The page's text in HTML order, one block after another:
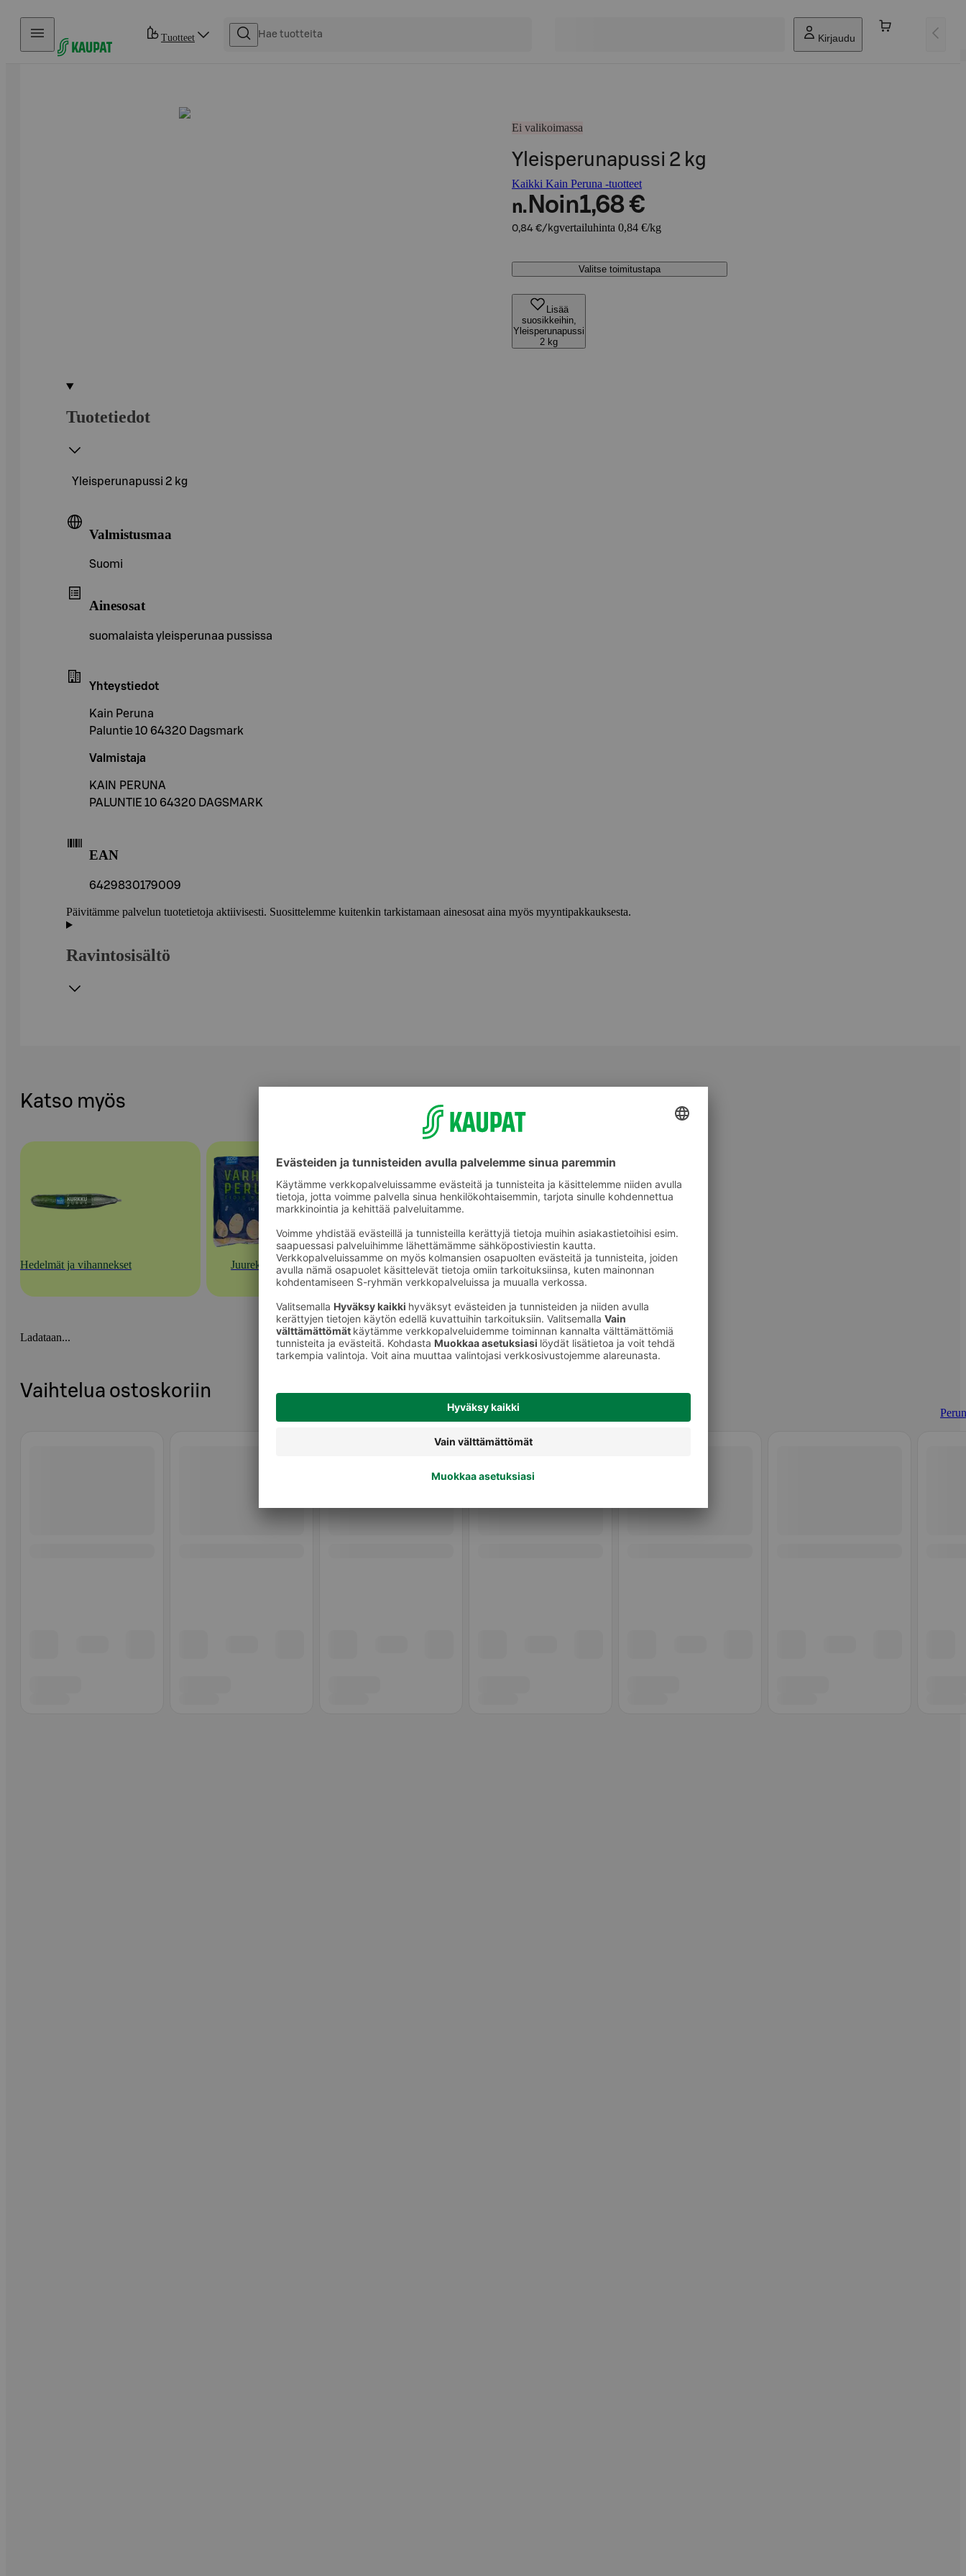
Hyppää sisältöön
Tuotteet Kirjaudu
Ei valikoimassa
Yleisperunapussi 2 kg
Kaikki Kain Peruna -tuotteet
n. Noin1,68 €
0,84 €/kgvertailuhinta 0,84 €/kg
Valitse toimitustapa
Lisää
suosikkeihin,
Yleisperunapussi
2 kg
Tuotetiedot
Yleisperunapussi 2 kg
Valmistusmaa
Suomi
Ainesosat
suomalaista yleisperunaa pussissa
Yhteystiedot
Kain Peruna
Paluntie 10 64320 Dagsmark
Valmistaja
KAIN PERUNA
PALUNTIE 10 64320 DAGSMARK
EAN
6429830179009
Päivitämme palvelun tuotetietoja aktiivisesti. Suosittelemme kuitenkin tarkistamaan ainesosat aina myös myyntipakkauksesta.
Ravintosisältö
Katso myös
Hedelmät ja vihannekset Juurekset Perunat
Ladataan...
Vaihtelua ostoskoriin